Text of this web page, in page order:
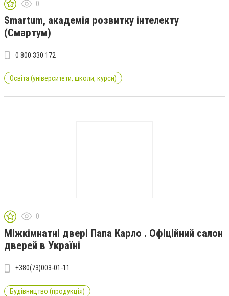
0
Smartum, академія розвитку інтелекту
(Смартум)
0 800 330 172
Освіта (університети, школи, курси)
0
Міжкімнатні двері Папа Карло . Офіційний салон
дверей в Україні
+380(73)003-01-11
Будівництво (продукція)